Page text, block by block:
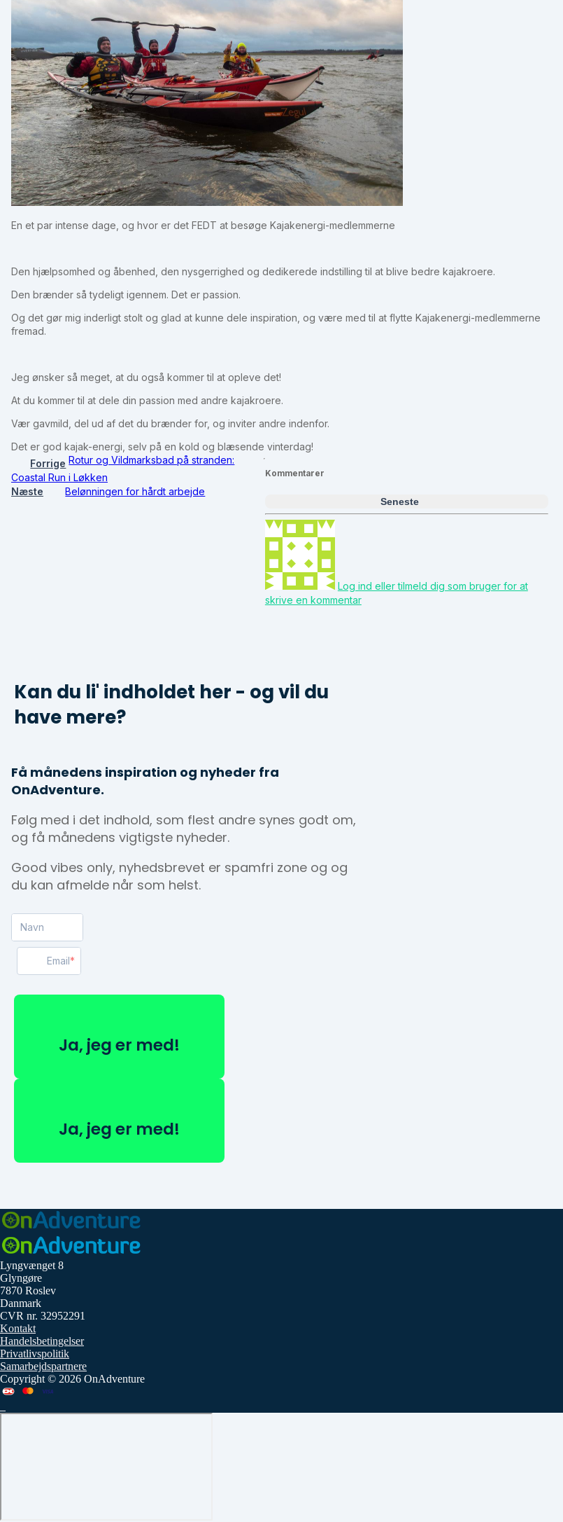
En et par intense dage, og hvor er det FEDT at besøge Kajakenergi-medlemmerne
Den hjælpsomhed og åbenhed, den nysgerrighed og dedikerede indstilling til at blive bedre kajakroere.
Den brænder så tydeligt igennem. Det er passion.
Og det gør mig inderligt stolt og glad at kunne dele inspiration, og være med til at flytte Kajakenergi-medlemmerne
fremad.
Jeg ønsker så meget, at du også kommer til at opleve det!
At du kommer til at dele din passion med andre kajakroere.
Vær gavmild, del ud af det du brænder for, og inviter andre indenfor.
Det er god kajak-energi, selv på en kold og blæsende vinterdag!
Forrige Rotur og Vildmarksbad på stranden:
Coastal Run i Løkken
Næste
Belønningen for hårdt arbejde
Kommentarer
Seneste
Log ind eller tilmeld dig som bruger for at
skrive en kommentar
Kan du li' indholdet her - og vil du
have mere?
Få månedens inspiration og nyheder fra
OnAdventure.
Følg med i det indhold, som flest andre synes godt om,
og få månedens vigtigste nyheder.
Good vibes only, nyhedsbrevet er spamfri zone og og
du kan afmelde når som helst.
Navn
Email
Ja, jeg er med!
Ja, jeg er med!
Lyngvænget 8
Glyngøre
7870 Roslev
Danmark
CVR nr. 32952291
Kontakt
Handelsbetingelser
Privatlivspolitik
Samarbejdspartnere
Copyright © 2026 OnAdventure